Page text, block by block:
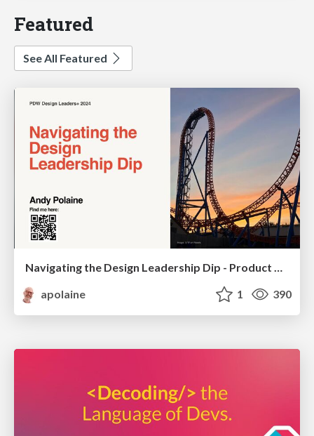
Featured
See All Featured
Navigating the Design Leadership Dip - Product Design Week Design Leaders+ Conference 2024
apolaine
1 390